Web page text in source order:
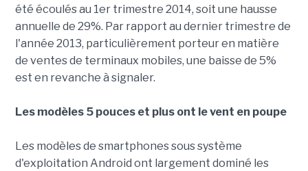
été écoulés au 1er trimestre 2014, soit une hausse
annuelle de 29%. Par rapport au dernier trimestre de
l'année 2013, particulièrement porteur en matière
de ventes de terminaux mobiles, une baisse de 5%
est en revanche à signaler.
Les modèles 5 pouces et plus ont le vent en poupe
Les modèles de smartphones sous système
d'exploitation Android ont largement dominé les